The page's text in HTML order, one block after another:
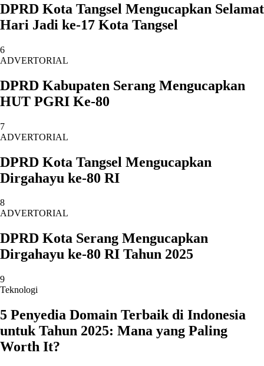
DPRD Kota Tangsel Mengucapkan Selamat
Hari Jadi ke-17 Kota Tangsel
6
ADVERTORIAL
DPRD Kabupaten Serang Mengucapkan
HUT PGRI Ke-80
7
ADVERTORIAL
DPRD Kota Tangsel Mengucapkan
Dirgahayu ke-80 RI
8
ADVERTORIAL
DPRD Kota Serang Mengucapkan
Dirgahayu ke-80 RI Tahun 2025
9
Teknologi
5 Penyedia Domain Terbaik di Indonesia
untuk Tahun 2025: Mana yang Paling
Worth It?